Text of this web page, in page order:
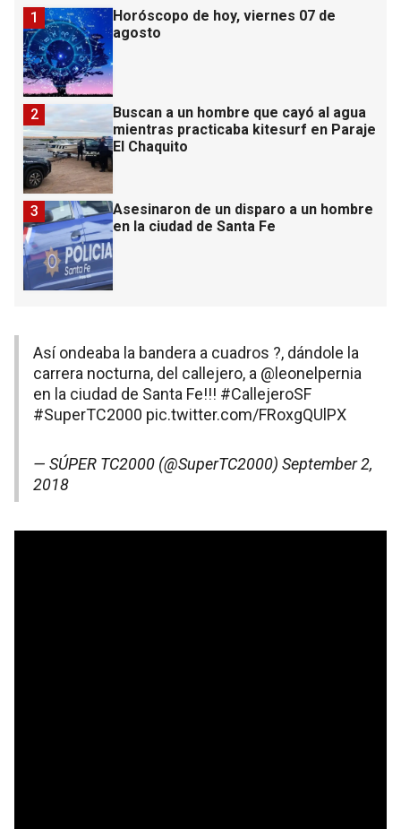
Horóscopo de hoy, viernes 07 de
agosto
1
Buscan a un hombre que cayó al agua
mientras practicaba kitesurf en Paraje
El Chaquito
2
Asesinaron de un disparo a un hombre
en la ciudad de Santa Fe
3
Así ondeaba la bandera a cuadros ?, dándole la
carrera nocturna, del callejero, a @leonelpernia
en la ciudad de Santa Fe!!! #CallejeroSF
#SuperTC2000 pic.twitter.com/FRoxgQUlPX
— SÚPER TC2000 (@SuperTC2000) September 2,
2018